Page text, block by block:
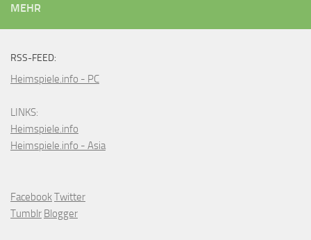
MEHR
RSS-FEED:
Heimspiele.info - PC
LINKS:
Heimspiele.info
Heimspiele.info - Asia
FacebookTwitter
Tumblr Blogger